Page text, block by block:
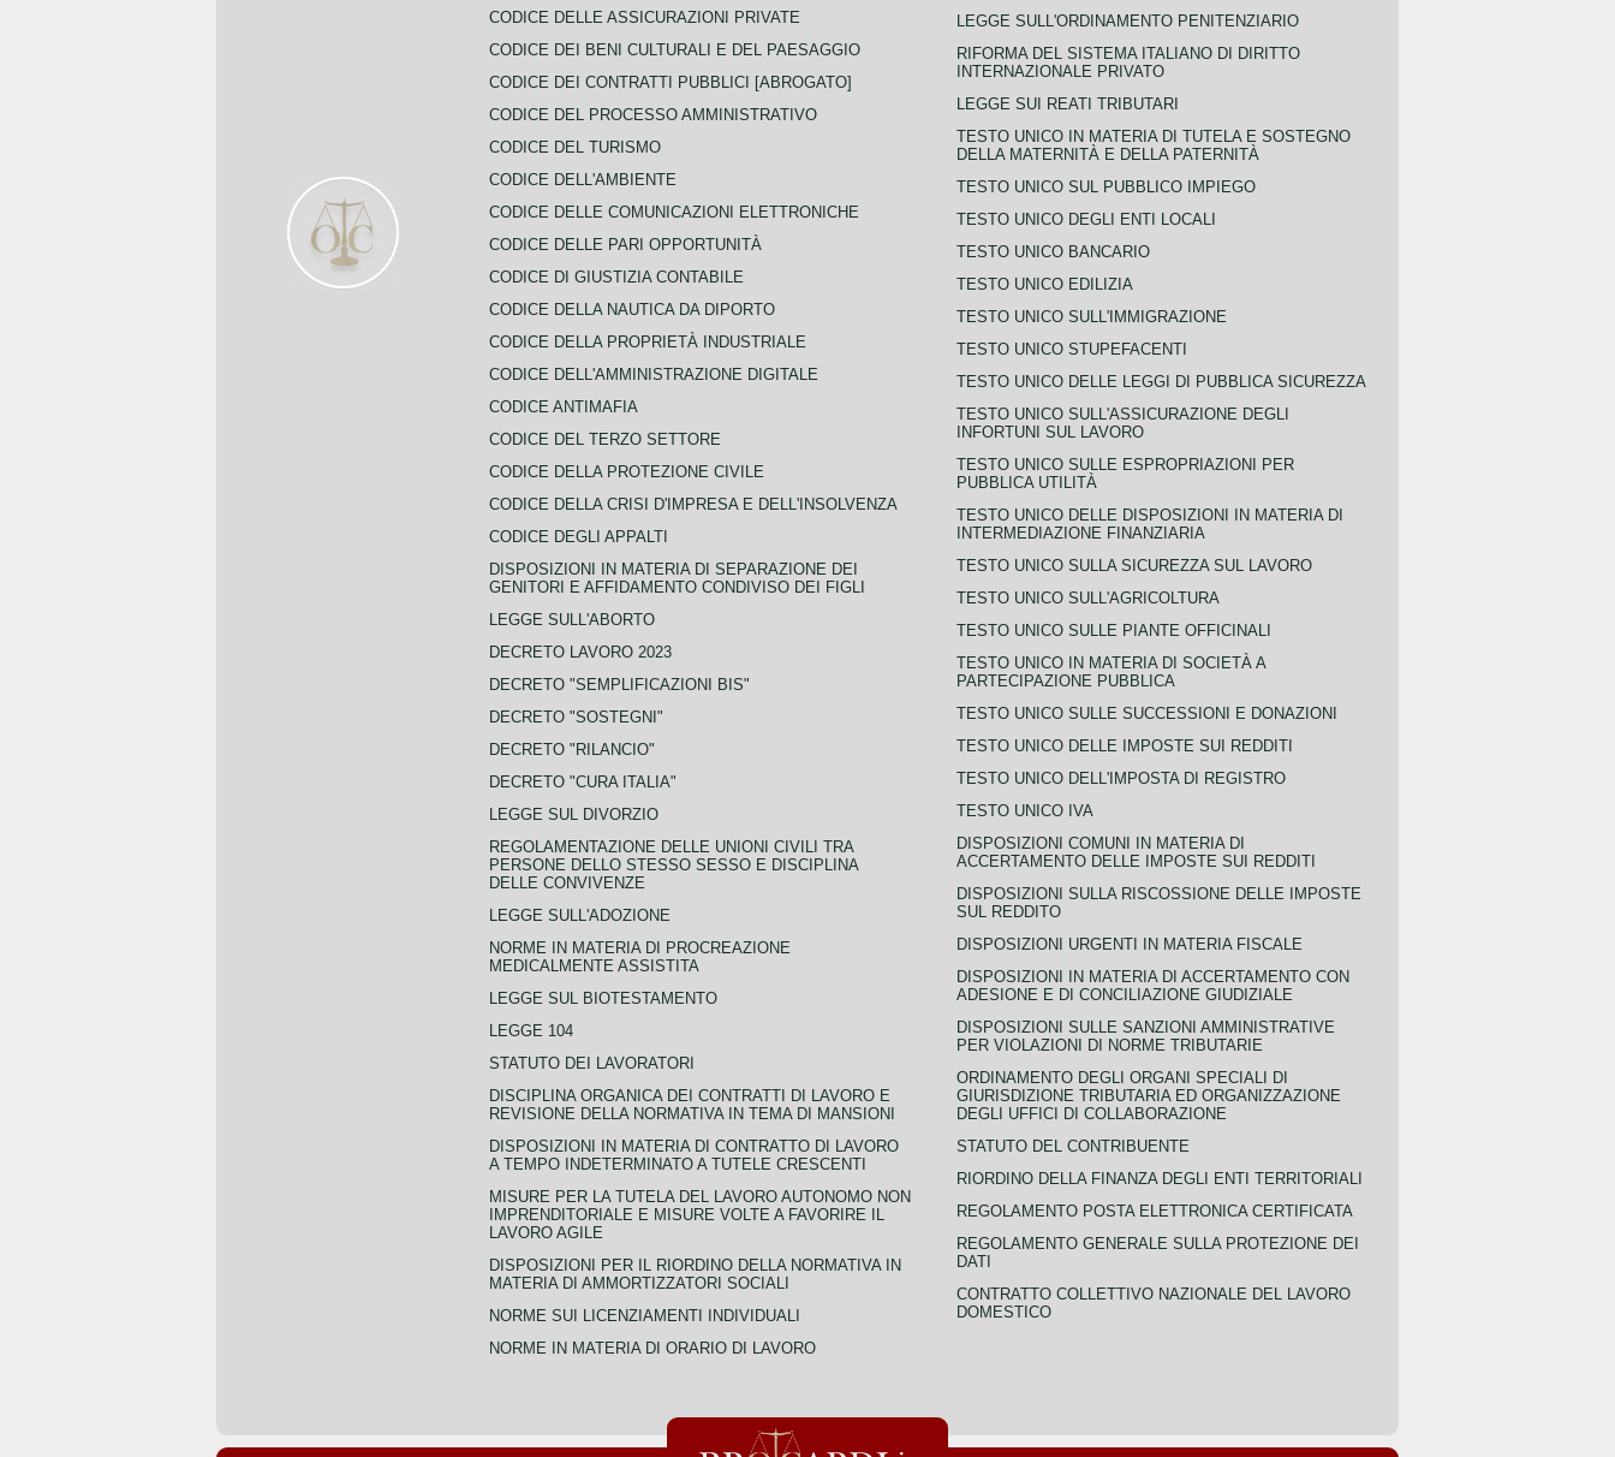
CODICE DELLE ASSICURAZIONI PRIVATE
CODICE DEI BENI CULTURALI E DEL PAESAGGIO
CODICE DEI CONTRATTI PUBBLICI [ABROGATO]
CODICE DEL PROCESSO AMMINISTRATIVO
CODICE DEL TURISMO
CODICE DELL'AMBIENTE
CODICE DELLE COMUNICAZIONI ELETTRONICHE
CODICE DELLE PARI OPPORTUNITÀ
CODICE DI GIUSTIZIA CONTABILE
CODICE DELLA NAUTICA DA DIPORTO
CODICE DELLA PROPRIETÀ INDUSTRIALE
CODICE DELL'AMMINISTRAZIONE DIGITALE
CODICE ANTIMAFIA
CODICE DEL TERZO SETTORE
CODICE DELLA PROTEZIONE CIVILE
CODICE DELLA CRISI D'IMPRESA E DELL'INSOLVENZA
CODICE DEGLI APPALTI
DISPOSIZIONI IN MATERIA DI SEPARAZIONE DEI
GENITORI E AFFIDAMENTO CONDIVISO DEI FIGLI
LEGGE SULL'ABORTO
DECRETO LAVORO 2023
DECRETO "SEMPLIFICAZIONI BIS"
DECRETO "SOSTEGNI"
DECRETO "RILANCIO"
DECRETO "CURA ITALIA"
LEGGE SUL DIVORZIO
REGOLAMENTAZIONE DELLE UNIONI CIVILI TRA
PERSONE DELLO STESSO SESSO E DISCIPLINA
DELLE CONVIVENZE
LEGGE SULL'ADOZIONE
NORME IN MATERIA DI PROCREAZIONE
MEDICALMENTE ASSISTITA
LEGGE SUL BIOTESTAMENTO
LEGGE 104
STATUTO DEI LAVORATORI
DISCIPLINA ORGANICA DEI CONTRATTI DI LAVORO E
REVISIONE DELLA NORMATIVA IN TEMA DI MANSIONI
DISPOSIZIONI IN MATERIA DI CONTRATTO DI LAVORO
A TEMPO INDETERMINATO A TUTELE CRESCENTI
MISURE PER LA TUTELA DEL LAVORO AUTONOMO NON
IMPRENDITORIALE E MISURE VOLTE A FAVORIRE IL
LAVORO AGILE
DISPOSIZIONI PER IL RIORDINO DELLA NORMATIVA IN
MATERIA DI AMMORTIZZATORI SOCIALI
NORME SUI LICENZIAMENTI INDIVIDUALI
NORME IN MATERIA DI ORARIO DI LAVORO
LEGGE SULL'ORDINAMENTO PENITENZIARIO
RIFORMA DEL SISTEMA ITALIANO DI DIRITTO
INTERNAZIONALE PRIVATO
LEGGE SUI REATI TRIBUTARI
TESTO UNICO IN MATERIA DI TUTELA E SOSTEGNO
DELLA MATERNITÀ E DELLA PATERNITÀ
TESTO UNICO SUL PUBBLICO IMPIEGO
TESTO UNICO DEGLI ENTI LOCALI
TESTO UNICO BANCARIO
TESTO UNICO EDILIZIA
TESTO UNICO SULL'IMMIGRAZIONE
TESTO UNICO STUPEFACENTI
TESTO UNICO DELLE LEGGI DI PUBBLICA SICUREZZA
TESTO UNICO SULL'ASSICURAZIONE DEGLI
INFORTUNI SUL LAVORO
TESTO UNICO SULLE ESPROPRIAZIONI PER
PUBBLICA UTILITÀ
TESTO UNICO DELLE DISPOSIZIONI IN MATERIA DI
INTERMEDIAZIONE FINANZIARIA
TESTO UNICO SULLA SICUREZZA SUL LAVORO
TESTO UNICO SULL'AGRICOLTURA
TESTO UNICO SULLE PIANTE OFFICINALI
TESTO UNICO IN MATERIA DI SOCIETÀ A
PARTECIPAZIONE PUBBLICA
TESTO UNICO SULLE SUCCESSIONI E DONAZIONI
TESTO UNICO DELLE IMPOSTE SUI REDDITI
TESTO UNICO DELL'IMPOSTA DI REGISTRO
TESTO UNICO IVA
DISPOSIZIONI COMUNI IN MATERIA DI
ACCERTAMENTO DELLE IMPOSTE SUI REDDITI
DISPOSIZIONI SULLA RISCOSSIONE DELLE IMPOSTE
SUL REDDITO
DISPOSIZIONI URGENTI IN MATERIA FISCALE
DISPOSIZIONI IN MATERIA DI ACCERTAMENTO CON
ADESIONE E DI CONCILIAZIONE GIUDIZIALE
DISPOSIZIONI SULLE SANZIONI AMMINISTRATIVE
PER VIOLAZIONI DI NORME TRIBUTARIE
ORDINAMENTO DEGLI ORGANI SPECIALI DI
GIURISDIZIONE TRIBUTARIA ED ORGANIZZAZIONE
DEGLI UFFICI DI COLLABORAZIONE
STATUTO DEL CONTRIBUENTE
RIORDINO DELLA FINANZA DEGLI ENTI TERRITORIALI
REGOLAMENTO POSTA ELETTRONICA CERTIFICATA
REGOLAMENTO GENERALE SULLA PROTEZIONE DEI
DATI
CONTRATTO COLLETTIVO NAZIONALE DEL LAVORO
DOMESTICO